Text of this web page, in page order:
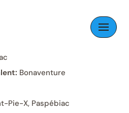
Bonaventure
Pie-X, Paspébiac